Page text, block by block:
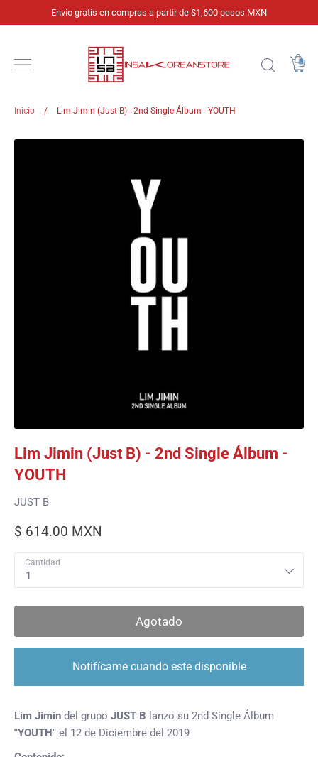
directamente
contenido
Envío gratis en compras a partir de $1,600 pesos MXN
Buscar
Inicio / Lim Jimin (Just B) - 2nd Single Álbum - YOUTH
Lim Jimin (Just B) - 2nd Single Álbum -
YOUTH
JUST B
$ 614.00 MXN
Cantidad
1
Agotado
Notifícame cuando este disponible
Lim Jimin del grupo JUST B lanzo su 2nd Single Álbum
"YOUTH" el 12 de Diciembre del 2019